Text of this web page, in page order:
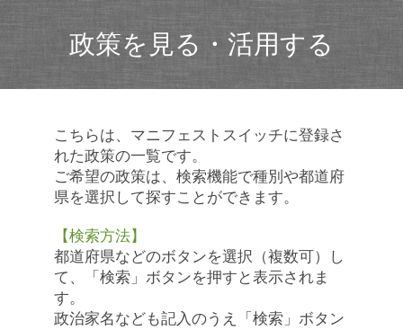
政策を見る・活用する
こちらは、マニフェストスイッチに登録さ
れた政策の一覧です。
ご希望の政策は、検索機能で種別や都道府
県を選択して探すことができます。
【検索方法】
都道府県などのボタンを選択（複数可）し
て、「検索」ボタンを押すと表示されま
す。
政治家名なども記入のうえ「検索」ボタン